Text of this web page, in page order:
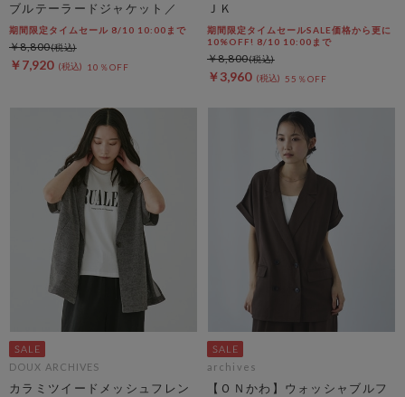
ブルテーラードジャケット／
期間限定タイムセール 8/10 10:00まで
￥7,920 10％OFF
￥8,800
ＪＫ
期間限定タイムセールSALE価格から更に
10%OFF! 8/10 10:00まで
￥3,960 55％OFF
￥8,800
DOUX ARCHIVES
カラミツイードメッシュフレン
archives
【ＯＮかわ】ウォッシャブルフ